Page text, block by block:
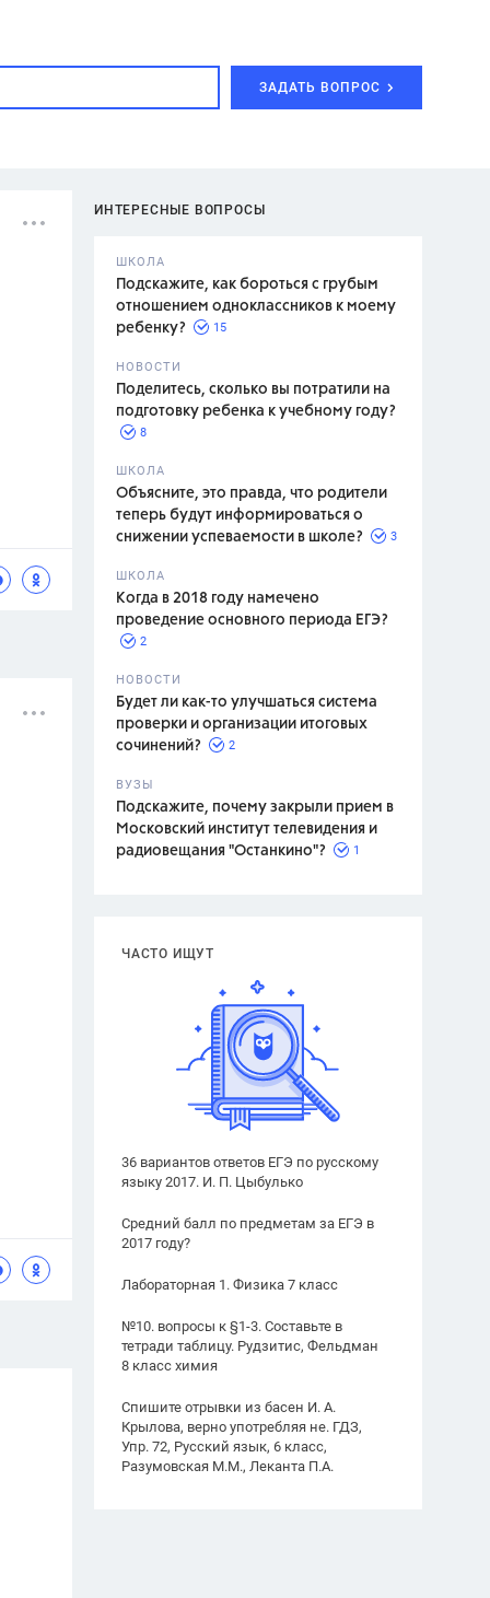
ЗАДАТЬ ВОПРОС
ИНТЕРЕСНЫЕ ВОПРОСЫ
ШКОЛА
Подскажите, как бороться с грубым
отношением одноклассников к моему
ребенку?
15
НОВОСТИ
Поделитесь, сколько вы потратили на
подготовку ребенка к учебному году?
8
ШКОЛА
Объясните, это правда, что родители
теперь будут информироваться о
снижении успеваемости в школе?
3
ШКОЛА
Когда в 2018 году намечено
проведение основного периода ЕГЭ?
2
НОВОСТИ
Будет ли как-то улучшаться система
проверки и организации итоговых
сочинений?
2
ВУЗЫ
Подскажите, почему закрыли прием в
Московский институт телевидения и
радиовещания "Останкино"?
1
ЧАСТО ИЩУТ
36 вариантов ответов ЕГЭ по русскому
языку 2017. И. П. Цыбулько
Средний балл по предметам за ЕГЭ в
2017 году?
Лабораторная 1. Физика 7 класс
№10. вопросы к §1-3. Составьте в
тетради таблицу. Рудзитис, Фельдман
8 класс химия
Спишите отрывки из басен И. А.
Крылова, верно употребляя не. ГДЗ,
Упр. 72, Русский язык, 6 класс,
Разумовская М.М., Леканта П.А.